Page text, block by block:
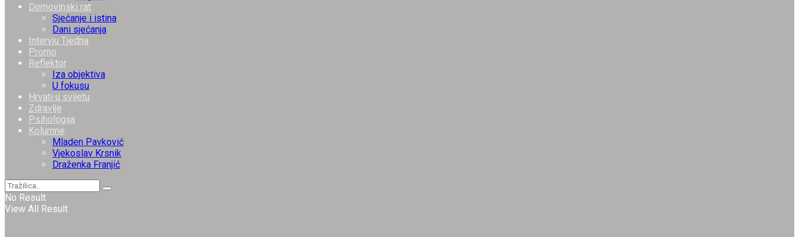
Domovinski rat
Sjećanje i istina
Dani sjećanja
Intervju Tjedna
Promo
Reflektor
Iza objektiva
U fokusu
Hrvati u svijetu
Zdravlje
Psihologija
Kolumne
Mladen Pavković
Vjekoslav Krsnik
Draženka Franjić
No Result
View All Result